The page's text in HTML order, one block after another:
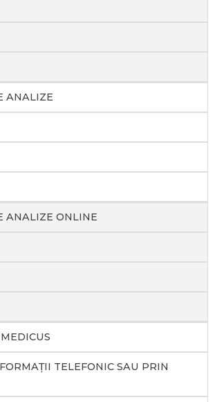
ANALIZE
ANALIZE ONLINE
TELEFONIC SAU PRIN